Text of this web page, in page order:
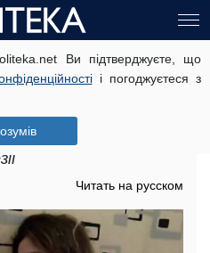
Ви підтверджуєте, що
і погоджуєтеся з
телеведучу
за
про такий
Читать на русском